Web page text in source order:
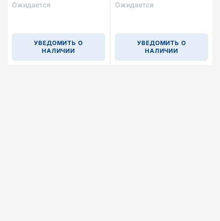
Ожидается
УВЕДОМИТЬ О
НАЛИЧИИ
Ожидается
УВЕДОМИТЬ О
НАЛИЧИИ